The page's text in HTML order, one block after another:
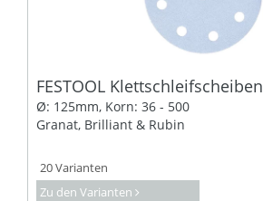
FESTOOL Klettschleifscheiben
Ø: 125mm, Korn: 36 - 500
Granat, Brilliant & Rubin
20 Varianten
Zu den Varianten